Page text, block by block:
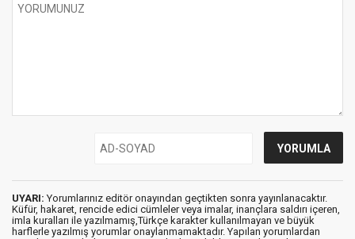
UYARI: Yorumlarınız editör onayından geçtikten sonra yayınlanacaktır.
Küfür, hakaret, rencide edici cümleler veya imalar, inançlara saldırı içeren,
imla kuralları ile yazılmamış,Türkçe karakter kullanılmayan ve büyük
harflerle yazılmış yorumlar onaylanmamaktadır. Yapılan yorumlardan